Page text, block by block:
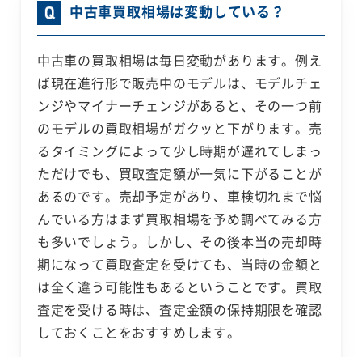
中古車買取相場は変動している？
中古車の買取相場は毎日変動があります。例え
ば現在進行形で販売中のモデルは、モデルチェ
ンジやマイナーチェンジがあると、その一つ前
のモデルの買取相場がガクッと下がります。売
るタイミングによって少し時期が遅れてしまっ
ただけでも、買取査定額が一気に下がることが
あるのです。売却予定があり、車検切れまで悩
んでいる方はまず買取相場を予め調べてみる方
も多いでしょう。しかし、その後本当の売却時
期になって買取査定を受けても、当時の金額と
は全く違う可能性もあるということです。買取
査定を受ける時は、査定金額の保持期限を確認
しておくことをおすすめします。